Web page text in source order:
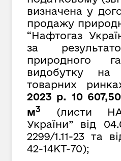
визначена у
продажу
“Нафтогаз
за
природного
видобутку на
товарних
2023 р. 10
м3
(листи
України” від
2299/1.11-23 та
42-14КТ-70);